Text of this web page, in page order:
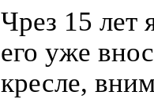
Чрез 15 лет
его уже
кресле,